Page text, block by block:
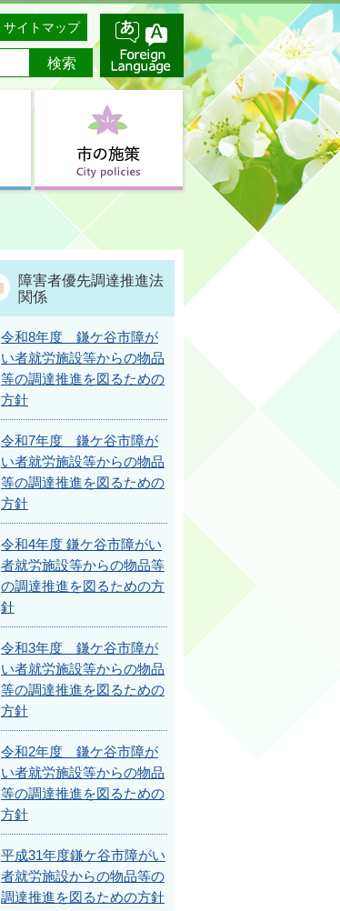
サイトマップ
障害者優先調達推進法
関係
令和8年度 鎌ケ谷市障が
い者就労施設等からの物品
等の調達推進を図るための
方針
令和7年度 鎌ケ谷市障が
い者就労施設等からの物品
等の調達推進を図るための
方針
令和4年度 鎌ケ谷市障がい
者就労施設等からの物品等
の調達推進を図るための方
針
令和3年度 鎌ケ谷市障が
い者就労施設等からの物品
等の調達推進を図るための
方針
令和2年度 鎌ケ谷市障が
い者就労施設等からの物品
等の調達推進を図るための
方針
平成31年度鎌ケ谷市障がい
者就労施設からの物品等の
調達推進を図るための方針